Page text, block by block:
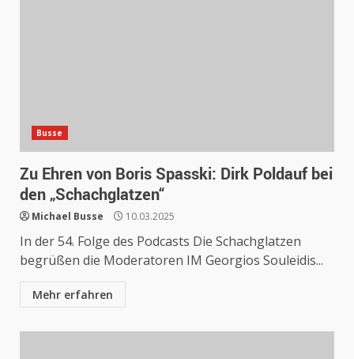
Busse
Zu Ehren von Boris Spasski: Dirk Poldauf bei
den „Schachglatzen“
Michael Busse 10.03.2025
In der 54. Folge des Podcasts Die Schachglatzen
begrüßen die Moderatoren IM Georgios Souleidis...
Mehr erfahren